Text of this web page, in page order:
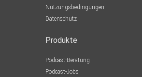
Nutzungsbedingungen
Datenschutz
Produkte
Podcast-Beratung
Podcast-Jobs